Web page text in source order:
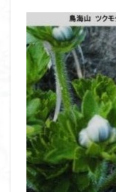
二本木峠
事
中津川市
中
中央アルプス
下北半島
上
三角点
三等
三浦半島最高峰
今別町
伊吹
北日高
北区
北アルプス